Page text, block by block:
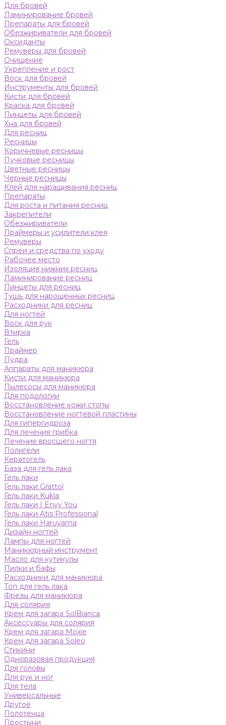
Для бровей
Ламинирование бровей
Препараты для бровей
Обезжириватели для бровей
Оксиданты
Ремуверы для бровей
Очищение
Укрепление и рост
Воск для бровей
Инструменты для бровей
Кисти для бровей
Краска для бровей
Пинцеты для бровей
Хна для бровей
Для ресниц
Ресницы
Коричневые ресницы
Пучковые ресницы
Цветные ресницы
Черные ресницы
Клей для наращивания ресниц
Препараты
Для роста и питания ресниц
Закрепители
Обезжириватели
Праймеры и усилители клея
Ремуверы
Спреи и средства по уходу
Рабочее место
Изоляция нижних ресниц
Ламинирование ресниц
Пинцеты для ресниц
Тушь для нарощенных ресниц
Расходники для ресниц
Для ногтей
Воск для рук
Втирка
Гель
Праймер
Пудра
Аппараты для маникюра
Кисти для маникюра
Пылесосы для маникюра
Для подологии
Восстановление кожи стопы
Восстановление ногтевой пластины
Для гипергидроза
Для лечения грибка
Лечение вросшего ногтя
Полигели
Кератогель
База для гель лака
Гель лаки
Гель лаки Grattol
Гель лаки Kukla
Гель лаки I Envy You
Гель лаки Atis Professional
Гель лаки Haruyama
Дизайн ногтей
Лампы для ногтей
Маникюрный инструмент
Масло для кутикулы
Пилки и бафы
Расходники для маникюра
Топ для гель лака
Фрезы для маникюра
Для солярия
Крем для загара SolBianca
Аксессуары для солярия
Крем для загара Moxie
Крем для загара Soleo
Стикини
Одноразовая продукция
Для головы
Для рук и ног
Для тела
Универсальные
Другое
Полотенца
Простыни